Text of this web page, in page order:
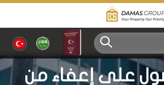
على إعفاء من